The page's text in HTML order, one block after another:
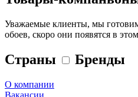
Уважаемые клиенты, мы
обоев, скоро они появятся в
Страны Бренды
О компании
Вакансии